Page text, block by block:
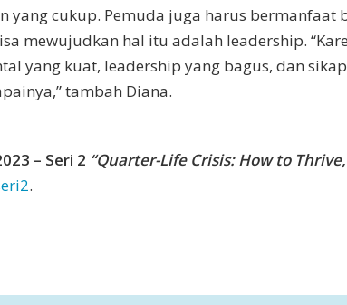
cukup. Pemuda juga harus bermanfaat
mewujudkan hal itu adalah leadership.
yang kuat, leadership yang bagus, dan sikap
tambah Diana.
– Seri 2 “Quarter-Life Crisis: How to
.